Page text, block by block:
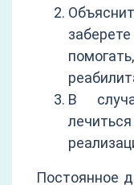
В
Постоянное